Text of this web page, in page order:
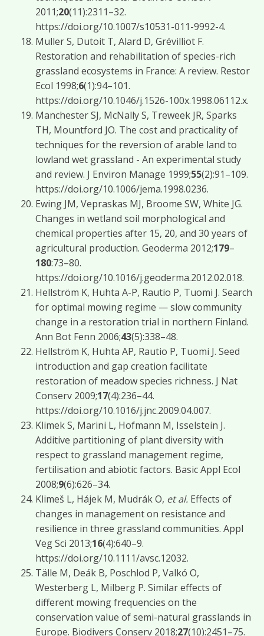
2011;20(11):2311–32.
https://doi.org/10.1007/s10531-011-9992-4.
Muller S, Dutoit T, Alard D, Grévilliot F.
Restoration and rehabilitation of species-rich
grassland ecosystems in France: A review. Restor
Ecol 1998;6(1):94–101.
https://doi.org/10.1046/j.1526-100x.1998.06112.x.
Manchester SJ, McNally S, Treweek JR, Sparks
TH, Mountford JO. The cost and practicality of
techniques for the reversion of arable land to
lowland wet grassland - An experimental study
and review. J Environ Manage 1999;55(2):91–109.
https://doi.org/10.1006/jema.1998.0236.
Ewing JM, Vepraskas MJ, Broome SW, White JG.
Changes in wetland soil morphological and
chemical properties after 15, 20, and 30 years of
agricultural production. Geoderma 2012;179–
180:73–80.
https://doi.org/10.1016/j.geoderma.2012.02.018.
Hellström K, Huhta A-P, Rautio P, Tuomi J. Search
for optimal mowing regime — slow community
change in a restoration trial in northern Finland.
Ann Bot Fenn 2006;43(5):338–48.
Hellström K, Huhta AP, Rautio P, Tuomi J. Seed
introduction and gap creation facilitate
restoration of meadow species richness. J Nat
Conserv 2009;17(4):236–44.
https://doi.org/10.1016/j.jnc.2009.04.007.
Klimek S, Marini L, Hofmann M, Isselstein J.
Additive partitioning of plant diversity with
respect to grassland management regime,
fertilisation and abiotic factors. Basic Appl Ecol
2008;9(6):626–34.
Klimeš L, Hájek M, Mudrák O, et al. Effects of
changes in management on resistance and
resilience in three grassland communities. Appl
Veg Sci 2013;16(4):640–9.
https://doi.org/10.1111/avsc.12032.
Tälle M, Deák B, Poschlod P, Valkó O,
Westerberg L, Milberg P. Similar effects of
different mowing frequencies on the
conservation value of semi-natural grasslands in
Europe. Biodivers Conserv 2018;27(10):2451–75.